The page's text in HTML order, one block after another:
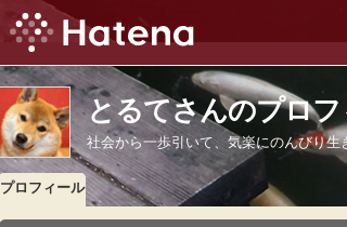
とるてさんのプロフ
社会から一歩引いて、気楽にのんびり生
プロフィール